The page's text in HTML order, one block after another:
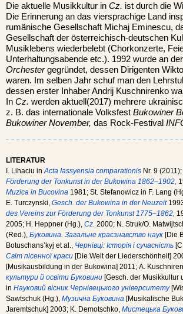
Die aktuelle Musikkultur in Cz. ist durch die
Die Erinnerung an das viersprachige Land
rumänische Gesellschaft Michaj Eminescu,
Gesellschaft der österreichisch-deutschen
Musiklebens wiederbelebt (Chorkonzerte,
Unterhaltungsabende etc.). 1992 wurde an
Orchestergegründet, dessen Dirigenten
waren. Im selben Jahr schuf man den
dessen erster Inhaber Andrij Kuschnirenko
In Cz. werden aktuell(2017) mehrere
z. B. das internationale Volksfest Bukowiner
Bukowiner November, das Rock-Festival
LITERATUR
I. Lihaciu in Acta Iassyensia comparationis Nr. 9
Förderung der Tonkunst in der Bukowina 1862–1902,
Muzica in Bucovina 1981; St. Stefanowicz in F. Lang
E. Turczynski, Gesch. der Bukowina in der Neuzeit
des Vereins zur Förderung der Tonkunst 1775–1862,
2005; H. Heppner (Hg.), Cz. 2000; N. Struk/O.
(Red.), Буковина. Загальне краєзнавство наук [Die
Botuschans’kyj et al., Чернівці: Історія і сучасність
Світ пісенної краси [Die Welt der Liederschönheit]
[Musikausbildung in der Bukowina] 2011; A.
культури й освіти Буковини [Gesch. der Musikkultur
in Науковий вісник Чернівецького університету
Sawtschuk (Hg.), Музична Буковина [Musikalische
Jaremtschuk] 2003; K. Demotschko, Мистецька